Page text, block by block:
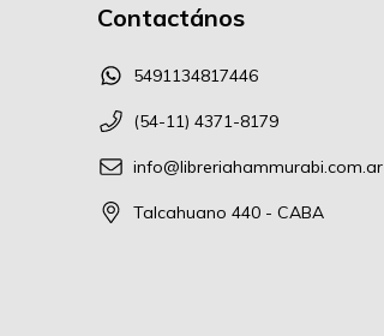
Contactános
5491134817446
(54-11) 4371-8179
info@libreriahammurabi.com.ar
Talcahuano 440 - CABA